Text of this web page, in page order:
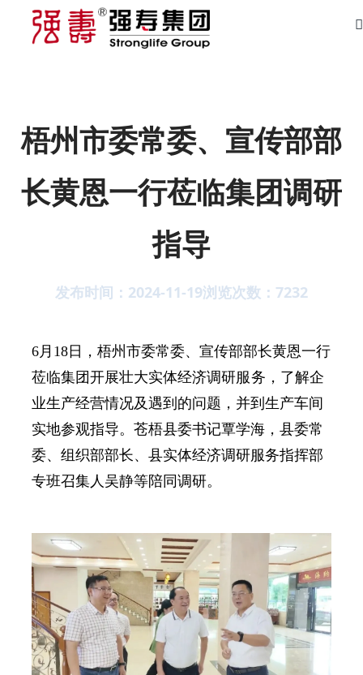
梧州市委常委、宣传部部
长黄恩一行莅临集团调研
指导
发布时间：2024-11-19浏览次数： 7232
6月18日，梧州市委常委、宣传部部长黄恩一行
莅临集团开展壮大实体经济调研服务 ，了解企
业生产经营情况及遇到的问题，并到生产车间
实地参观指导。苍梧县委书记覃学海，县委常
委、组织部部长、县实体经济调研服务指挥部
专班召集人吴静等陪同调研。